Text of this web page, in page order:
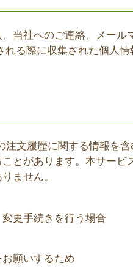
当社へのご連絡、メール
る際に収集された個人情
文履歴に関する情報を
とがあります。本サービ
ません。
更手続きを行う場合
願いするため